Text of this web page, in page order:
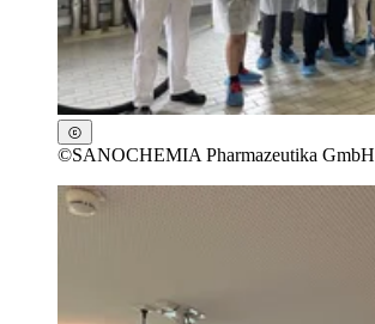
©SANOCHEMIA Pharmazeutika GmbH